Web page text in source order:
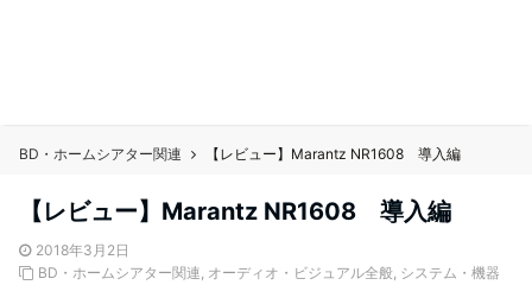
BD・ホームシアター関連 【レビュー】Marantz NR1608 導入編
【レビュー】Marantz NR1608 導入編
2018年3月2日
BD・ホームシアター関連, オーディオ・ビジュアル全般, システム・機器